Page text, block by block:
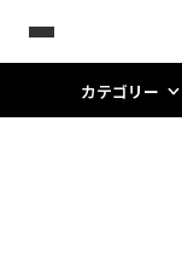
カテゴリー